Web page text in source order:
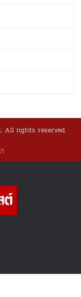
All rights reserved.